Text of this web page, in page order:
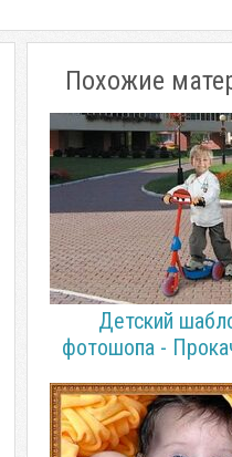
Похожие
Детский
фотошопа -